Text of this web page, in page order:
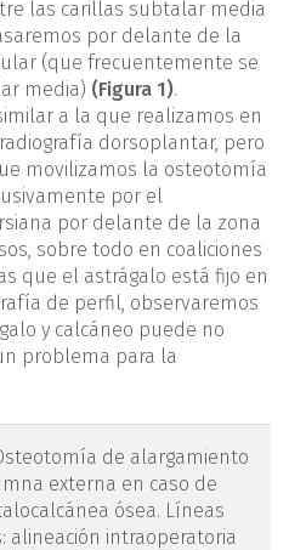
las carillas subtalar media
por delante de la
(que frecuentemente se
media) (Figura 1).
a la que realizamos en
dorsoplantar, pero
movilizamos la osteotomía
por el
por delante de la zona
sobre todo en coaliciones
que el astrágalo está fijo en
de perfil, observaremos
y calcáneo puede no
problema para la
de alargamiento
externa en caso de
ósea. Líneas
alineación intraoperatoria